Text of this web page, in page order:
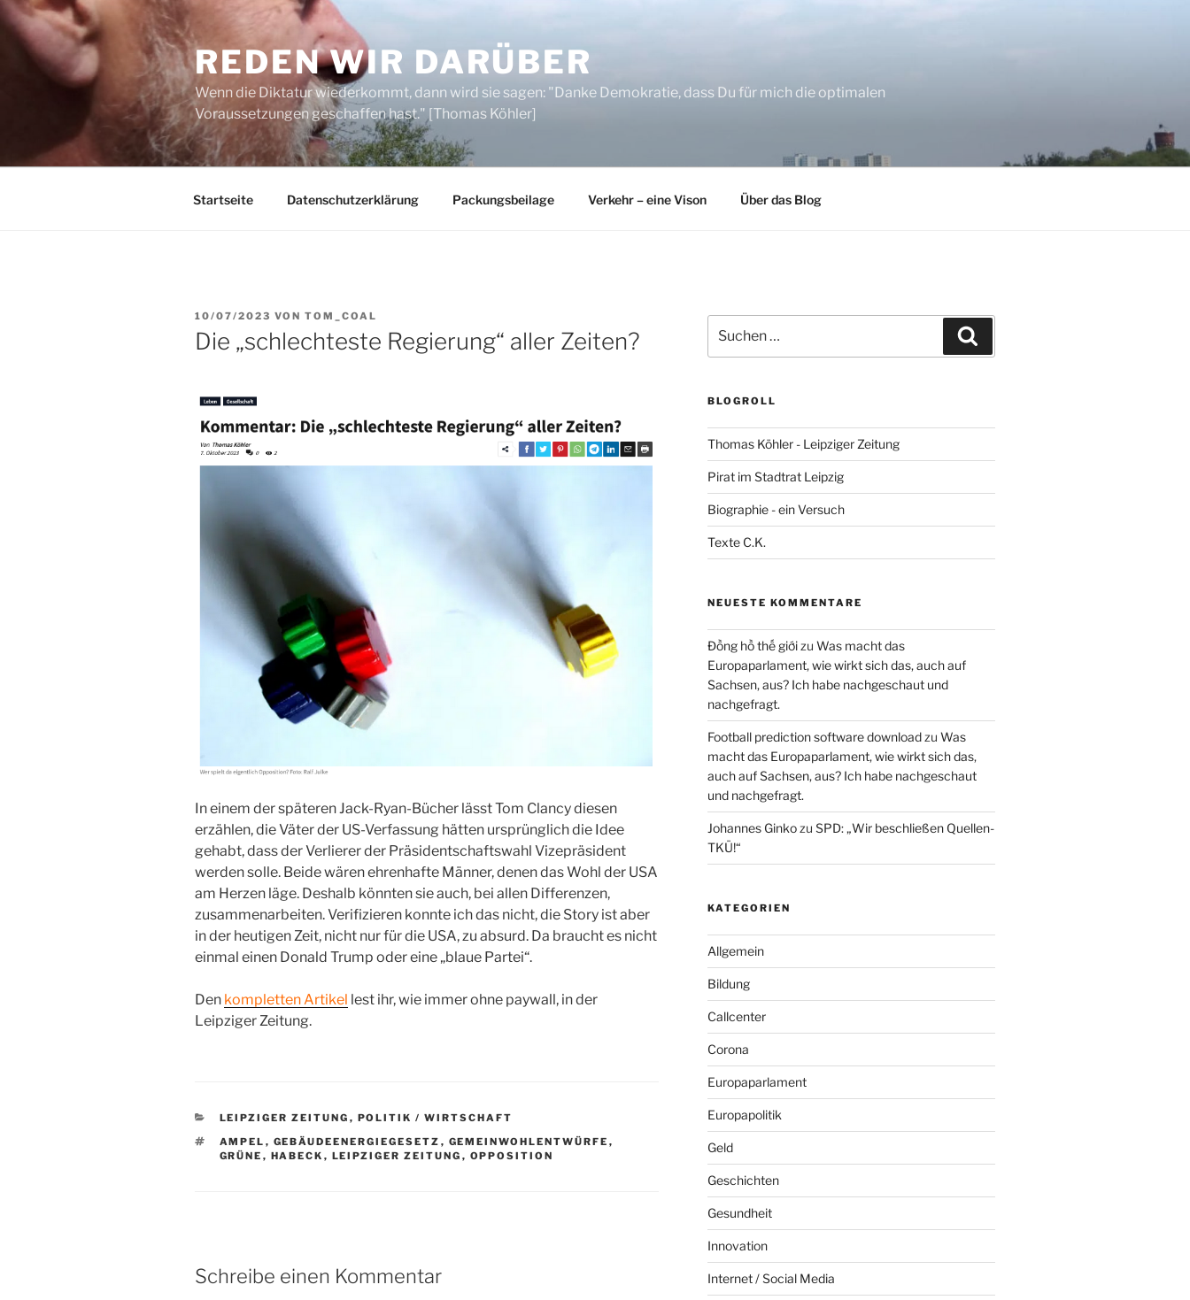
Zum
Inhalt
springen
REDEN WIR DARÜBER
Wenn die Diktatur wiederkommt, dann wird sie sagen: "Danke Demokratie, dass Du für mich die optimalen
Voraussetzungen geschaffen hast." [Thomas Köhler]
Startseite Datenschutzerklärung Packungsbeilage Verkehr – eine Vison Über das Blog
VERÖFFENTLICHT
AM
10/07/2023 VON TOM_COAL
Die „schlechteste Regierung“ aller Zeiten?
In einem der späteren Jack-Ryan-Bücher lässt Tom Clancy diesen
erzählen, die Väter der US-Verfassung hätten ursprünglich die Idee
gehabt, dass der Verlierer der Präsidentschaftswahl Vizepräsident
werden solle. Beide wären ehrenhafte Männer, denen das Wohl der USA
am Herzen läge. Deshalb könnten sie auch, bei allen Differenzen,
zusammenarbeiten. Verifizieren konnte ich das nicht, die Story ist aber
in der heutigen Zeit, nicht nur für die USA, zu absurd. Da braucht es nicht
einmal einen Donald Trump oder eine „blaue Partei“.
Den kompletten Artikel lest ihr, wie immer ohne paywall, in der
Leipziger Zeitung.
KATEGORIEN
LEIPZIGER ZEITUNG , POLITIK / WIRTSCHAFT
SCHLAGWÖRTER
AMPEL , GEBÄUDEENERGIEGESETZ , GEMEINWOHLENTWÜRFE ,
GRÜNE , HABECK , LEIPZIGER ZEITUNG , OPPOSITION
Schreibe einen Kommentar
nach:
BLOGROLL
Thomas Köhler - Leipziger Zeitung
Pirat im Stadtrat Leipzig
Biographie - ein Versuch
Texte C.K.
NEUESTE KOMMENTARE
Đồng hồ thế giớizu Was macht das
Europaparlament, wie wirkt sich das, auch auf
Sachsen, aus? Ich habe nachgeschaut und
nachgefragt.
Football prediction software downloadzu Was
macht das Europaparlament, wie wirkt sich das,
auch auf Sachsen, aus? Ich habe nachgeschaut
und nachgefragt.
Johannes Ginkozu SPD: „Wir beschließen Quellen-
TKÜ!“
KATEGORIEN
Allgemein
Bildung
Callcenter
Corona
Europaparlament
Europapolitik
Geld
Geschichten
Gesundheit
Innovation
Internet / Social Media